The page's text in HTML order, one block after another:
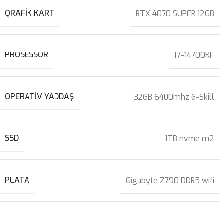
QRAFIK KART RTX 4070 SUPER 12GB
PROSESSOR I7-14700KF
OPERATIV YADDAŞ 32GB 6400mhz G-Skill
SSD 1TB nvme m2
PLATA Gigabyte Z790 DDR5 wifi